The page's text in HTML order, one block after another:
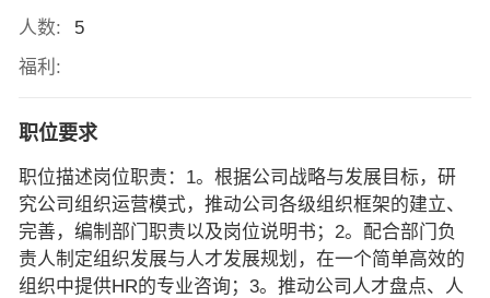
人数:
5
福利:
职位要求
职位描述岗位职责：1。根据公司战略与发展目标，研
究公司组织运营模式，推动公司各级组织框架的建立、
完善，编制部门职责以及岗位说明书；2。配合部门负
责人制定组织发展与人才发展规划，在一个简单高效的
组织中提供HR的专业咨询；3。推动公司人才盘点、人